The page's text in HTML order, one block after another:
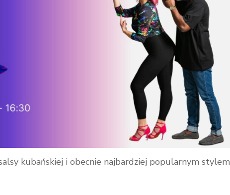
kubańskiej i obecnie najbardziej popularnym stylem